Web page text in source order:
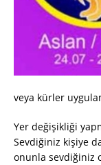
veya kürler
Yer değişikliği
Sevdiğiniz kişiye
onunla sevdiğiniz